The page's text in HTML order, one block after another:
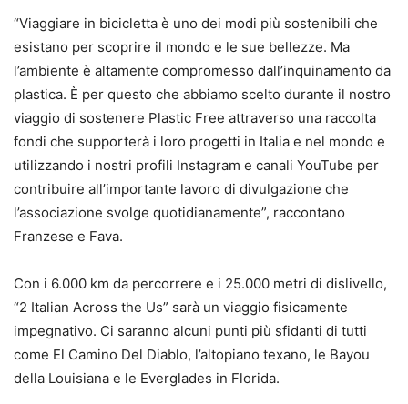
“Viaggiare in bicicletta è uno dei modi più sostenibili che
esistano per scoprire il mondo e le sue bellezze. Ma
l’ambiente è altamente compromesso dall’inquinamento da
plastica. È per questo che abbiamo scelto durante il nostro
viaggio di sostenere Plastic Free attraverso una raccolta
fondi che supporterà i loro progetti in Italia e nel mondo e
utilizzando i nostri profili Instagram e canali YouTube per
contribuire all’importante lavoro di divulgazione che
l’associazione svolge quotidianamente”, raccontano
Franzese e Fava.
Con i 6.000 km da percorrere e i 25.000 metri di dislivello,
“2 Italian Across the Us” sarà un viaggio fisicamente
impegnativo. Ci saranno alcuni punti più sfidanti di tutti
come El Camino Del Diablo, l’altopiano texano, le Bayou
della Louisiana e le Everglades in Florida.